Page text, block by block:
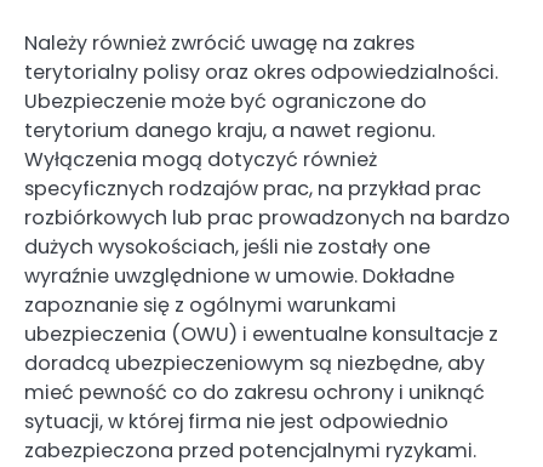
Należy również zwrócić uwagę na zakres
terytorialny polisy oraz okres odpowiedzialności.
Ubezpieczenie może być ograniczone do
terytorium danego kraju, a nawet regionu.
Wyłączenia mogą dotyczyć również
specyficznych rodzajów prac, na przykład prac
rozbiórkowych lub prac prowadzonych na bardzo
dużych wysokościach, jeśli nie zostały one
wyraźnie uwzględnione w umowie. Dokładne
zapoznanie się z ogólnymi warunkami
ubezpieczenia (OWU) i ewentualne konsultacje z
doradcą ubezpieczeniowym są niezbędne, aby
mieć pewność co do zakresu ochrony i uniknąć
sytuacji, w której firma nie jest odpowiednio
zabezpieczona przed potencjalnymi ryzykami.